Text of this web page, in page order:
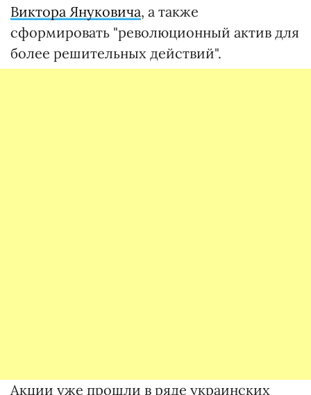
Виктора Януковича, а также
сформировать "революционный актив для
более решительных действий".
Акции уже прошли в ряде украинских